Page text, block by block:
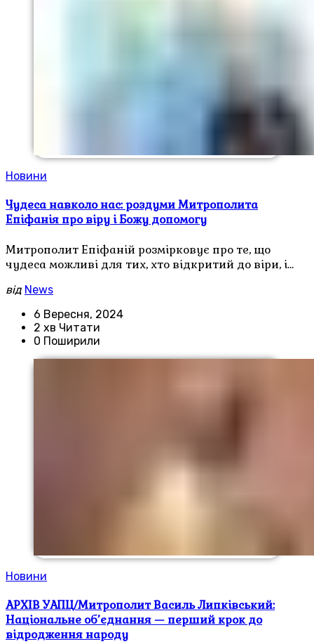
Новини
Чудеса навколо нас: роздуми Митрополита
Епіфанія про віру і Божу допомогу
Митрополит Епіфаній розмірковує про те, що
чудеса можливі для тих, хто відкритий до віри, і…
від News
6 Вересня, 2024
2 хв Читати
0 Поширили
Новини
АРХІВ УАПЦ/Митрополит Василь Липківський:
Національне об’єднання — перший крок до
відродження народу